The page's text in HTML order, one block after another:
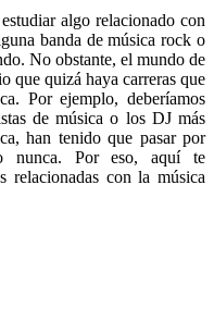
algo relacionado con
banda de música rock o
No obstante, el mundo de
que quizá haya carreras que
Por ejemplo, deberíamos
de música o los DJ más
han tenido que pasar por
nunca. Por eso, aquí te
relacionadas con la música